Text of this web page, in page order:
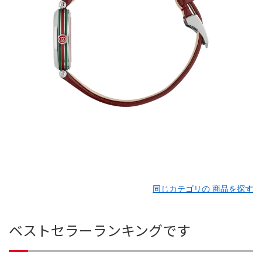
同じカテゴリの 商品を探す
ベストセラーランキングです